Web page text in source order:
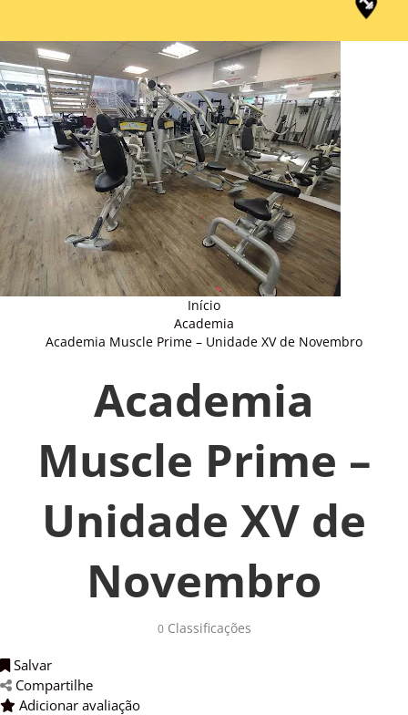
Início
Academia
Academia Muscle Prime – Unidade XV de Novembro
Academia
Muscle Prime –
Unidade XV de
Novembro
0Classificações
Salvar
Compartilhe
Adicionar avaliação